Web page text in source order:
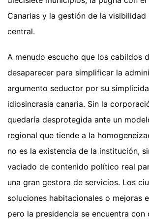
Canarias y la gestión de la visibilidad
central.
A menudo escucho que los cabildos
desaparecer para simplificar la
argumento seductor por su
idiosincrasia canaria. Sin la
quedaría desprotegida ante un
regional que tiende a la
no es la existencia de la institución,
vaciado de contenido político real
una gran gestora de servicios. Los
soluciones habitacionales o mejoras
pero la presidencia se encuentra con